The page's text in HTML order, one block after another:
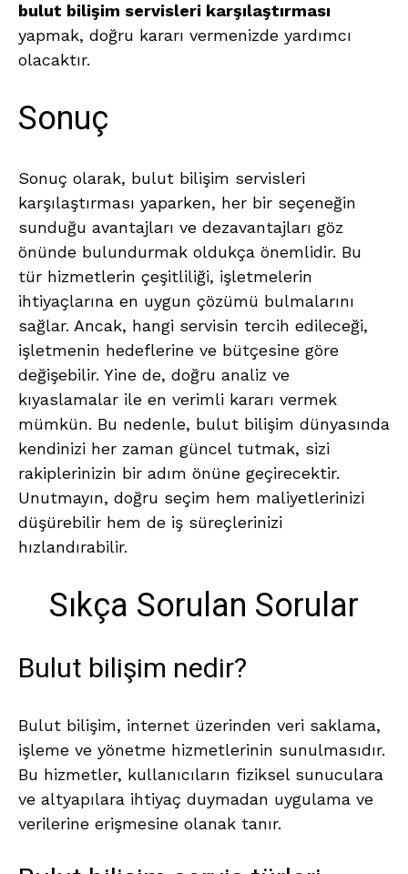
bulut bilişim servisleri karşılaştırması
yapmak, doğru kararı vermenizde yardımcı
olacaktır.
Sonuç
Sonuç olarak, bulut bilişim servisleri
karşılaştırması yaparken, her bir seçeneğin
sunduğu avantajları ve dezavantajları göz
önünde bulundurmak oldukça önemlidir. Bu
tür hizmetlerin çeşitliliği, işletmelerin
ihtiyaçlarına en uygun çözümü bulmalarını
sağlar. Ancak, hangi servisin tercih edileceği,
işletmenin hedeflerine ve bütçesine göre
değişebilir. Yine de, doğru analiz ve
kıyaslamalar ile en verimli kararı vermek
mümkün. Bu nedenle, bulut bilişim dünyasında
kendinizi her zaman güncel tutmak, sizi
rakiplerinizin bir adım önüne geçirecektir.
Unutmayın, doğru seçim hem maliyetlerinizi
düşürebilir hem de iş süreçlerinizi
hızlandırabilir.
Sıkça Sorulan Sorular
Bulut bilişim nedir?
Bulut bilişim, internet üzerinden veri saklama,
işleme ve yönetme hizmetlerinin sunulmasıdır.
Bu hizmetler, kullanıcıların fiziksel sunuculara
ve altyapılara ihtiyaç duymadan uygulama ve
verilerine erişmesine olanak tanır.